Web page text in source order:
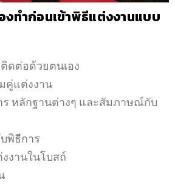
ทำก่อนเข้าพิธีแต่งงานแบบ
ดต่อด้วยตนเอง
คู่แต่งงาน
ร หลักฐานต่างๆ และสัมภาษณ์กับ
พิธีการ
งานในโบสถ์